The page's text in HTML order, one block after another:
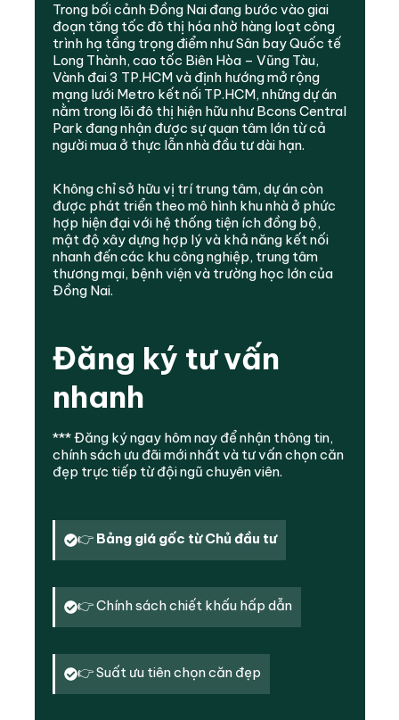
Trong bối cảnh Đồng Nai đang bước vào giai
đoạn tăng tốc đô thị hóa nhờ hàng loạt công
trình hạ tầng trọng điểm như Sân bay Quốc tế
Long Thành, cao tốc Biên Hòa – Vũng Tàu,
Vành đai 3 TP.HCM và định hướng mở rộng
mạng lưới Metro kết nối TP.HCM, những dự án
nằm trong lõi đô thị hiện hữu như Bcons Central
Park đang nhận được sự quan tâm lớn từ cả
người mua ở thực lẫn nhà đầu tư dài hạn.
Không chỉ sở hữu vị trí trung tâm, dự án còn
được phát triển theo mô hình khu nhà ở phức
hợp hiện đại với hệ thống tiện ích đồng bộ,
mật độ xây dựng hợp lý và khả năng kết nối
nhanh đến các khu công nghiệp, trung tâm
thương mại, bệnh viện và trường học lớn của
Đồng Nai.
Đăng ký tư vấn
nhanh
*** Đăng ký ngay hôm nay để nhận thông tin,
chính sách ưu đãi mới nhất và tư vấn chọn căn
đẹp trực tiếp từ đội ngũ chuyên viên.
👉 Bảng giá gốc từ Chủ đầu tư
👉 Chính sách chiết khấu hấp dẫn
👉 Suất ưu tiên chọn căn đẹp